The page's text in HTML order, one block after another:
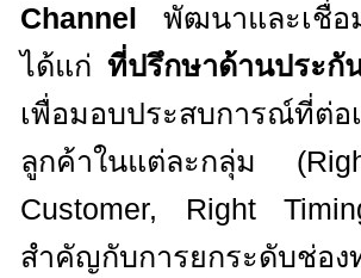
Channel
พัฒนาและเชื่
ได้แก่ ที่ปรึกษาด้านประกั
เพื่อมอบประสบการณ์ที่ต่อ
ลูกค้าในแต่ละกลุ่ม (
Customer, Right
สำคัญกับการยกระดับช่อง